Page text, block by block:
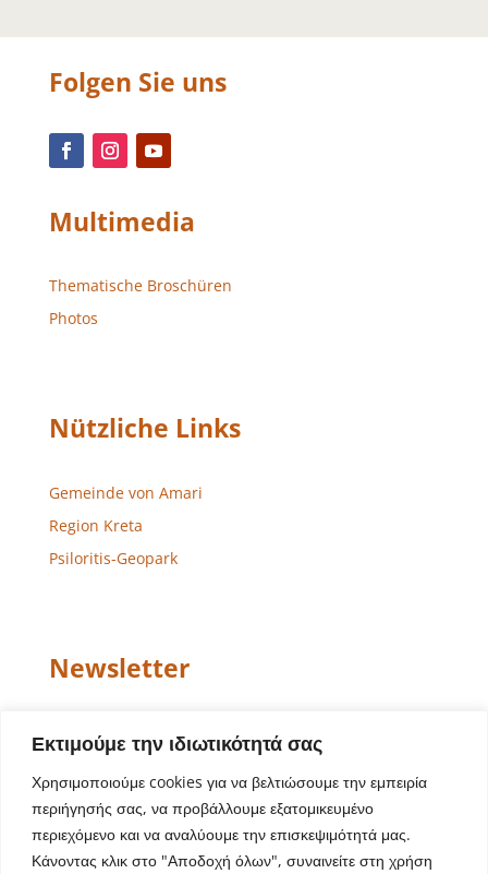
Εκτιμούμε την ιδιωτικότητά σας
Χρησιμοποιούμε cookies για να βελτιώσουμε την εμπειρία
περιήγησής σας, να προβάλλουμε εξατομικευμένο
περιεχόμενο και να αναλύουμε την επισκεψιμότητά μας.
Κάνοντας κλικ στο "Αποδοχή όλων", συναινείτε στη χρήση
Folgen Sie uns
Multimedia
Thematische Broschüren
Photos
Nützliche Links
Gemeinde von Amari
Region Kreta
Psiloritis-Geopark
Newsletter